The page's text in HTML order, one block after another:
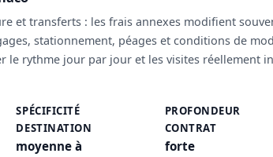
et transferts : les frais annexes modifient
stationnement, péages et conditions de
le rythme jour par jour et les visites réellement
SPÉCIFICITÉ
DESTINATION
moyenne à
PROFONDEUR
CONTRAT
forte